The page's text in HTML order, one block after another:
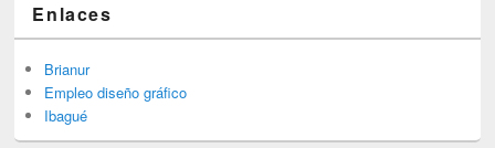
Enlaces
Brianur
Empleo diseño gráfico
Ibagué